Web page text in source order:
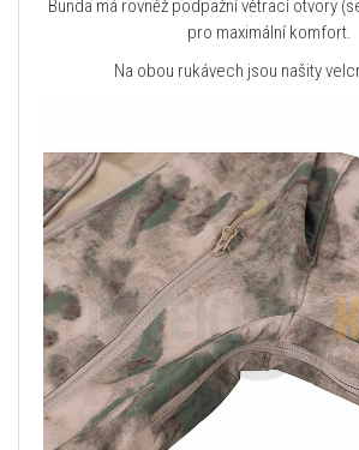
Bunda má rovněž podpažní větrací otvory
pro maximální komfort.
Na obou rukávech jsou našity